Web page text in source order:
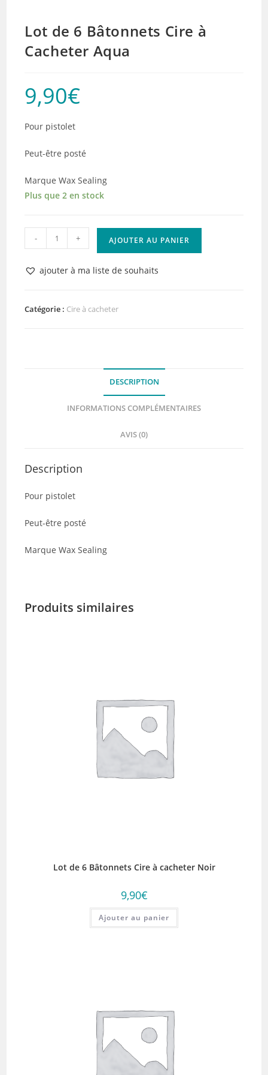
Lot de 6 Bâtonnets Cire à
Cacheter Aqua
9,90€
Pour pistolet
Peut-être posté
Marque Wax Sealing
Plus que 2 en stock
quantité
de
Lot
Bâtonnets
- + AJOUTER AU PANIER
ajouter à ma liste de souhaits
Catégorie : Cire à cacheter
DESCRIPTION
INFORMATIONS COMPLÉMENTAIRES
AVIS (0)
Description
Pour pistolet
Peut-être posté
Marque Wax Sealing
Produits similaires
Lot de 6 Bâtonnets Cire à cacheter Noir
9,90€
Ajouter au panier